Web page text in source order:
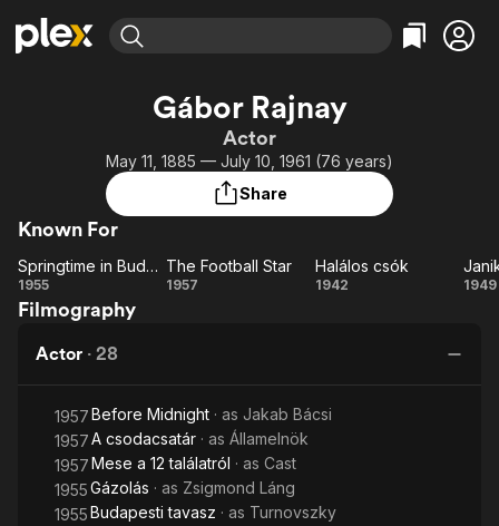
Most Popular
Leaving Soon
Learn More
Free Movies & TV Shows
Categories
Comedy
Documentary
Music
Featured Channels
Property Brothers
Channel
ION Plus
The First 48 by A&E
Categories
True Crime
Comedy
Gábor Rajnay
Actor
May 11, 1885 — July 10, 1961 (76 years)
Share
Known For
Springtime
in
Springtime in Budapest
1955
The Football Star
1957
Halálos
Halálos csók
1942 1949
Filmography
Actor · 28
1957Before Midnight · as Jakab Bácsi
1957A csodacsatár · as Államelnök
1957Mese a 12 találatról · as Cast
1955Gázolás · as Zsigmond Láng
1955Budapesti tavasz · as Turnovszky